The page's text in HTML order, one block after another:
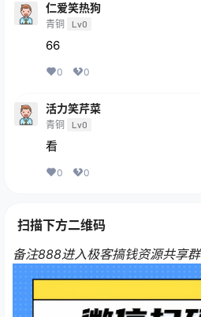
仁爱笑热狗
青铜 Lv0
66
0 0
活力笑芹菜
青铜 Lv0
看
0 0
扫描下方二维码
备注888进入极客搞钱资源共享群